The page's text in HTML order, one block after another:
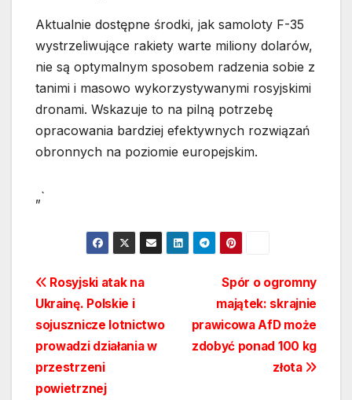
Aktualnie dostępne środki, jak samoloty F-35
wystrzeliwujące rakiety warte miliony dolarów,
nie są optymalnym sposobem radzenia sobie z
tanimi i masowo wykorzystywanymi rosyjskimi
dronami. Wskazuje to na pilną potrzebę
opracowania bardziej efektywnych rozwiązań
obronnych na poziomie europejskim.
„`
Nawigacja
wpisu
Spór o ogromny
majątek: skrajnie
prawicowa AfD może
zdobyć ponad 100 kg
złota
Rosyjski atak na
Ukrainę. Polskie i
sojusznicze lotnictwo
prowadzi działania w
przestrzeni
powietrznej